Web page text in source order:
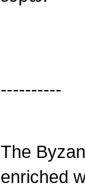
----------
The
enriched